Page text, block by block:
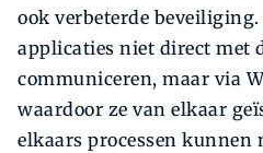
ook verbeterde
applicaties niet direct met
communiceren, maar via
waardoor ze van elkaar
elkaars processen kunnen